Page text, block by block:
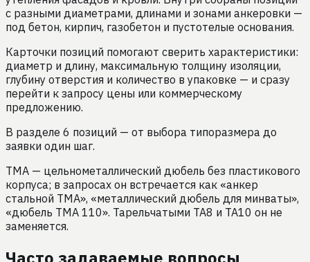
с разными диаметрами, длинами и зонами анкеровки —
под бетон, кирпич, газобетон и пустотелые основания.
Карточки позиций помогают сверить характеристики:
диаметр и длину, максимальную толщину изоляции,
глубину отверстия и количество в упаковке — и сразу
перейти к запросу цены или коммерческому
предложению.
В разделе 6 позиций — от выбора типоразмера до
заявки один шаг.
ТМА — цельнометаллический дюбель без пластикового
корпуса; в запросах он встречается как «анкер
стальной ТМА», «металлический дюбель для минваты»,
«дюбель ТМА 110». Тарельчатыми ТА8 и ТА10 он не
заменяется.